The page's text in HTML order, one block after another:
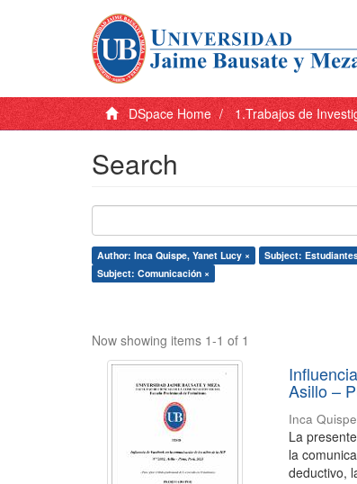
DSpace Home 1.Trabajos de
Search
Author: Inca Quispe, Yanet Lucy × Subject:
Subject: Comunicación ×
Now showing items 1-1 of 1
Asillo –
Inca
La
la
deductivo,